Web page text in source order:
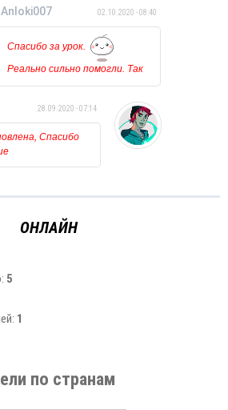
Anloki007 02.10.2020 - 08:40
Спасибо за урок.
Реально сильно помогли. Так
28.09.2020 - 07:14
Спасибо
ОНЛАЙН
5
1
по странам